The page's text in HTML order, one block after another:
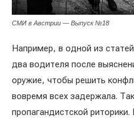
СМИ в Австрии — Выпуск №18
Например, в одной из
два водителя после
оружие, чтобы решить
вовремя всех задержала.
пропагандистской